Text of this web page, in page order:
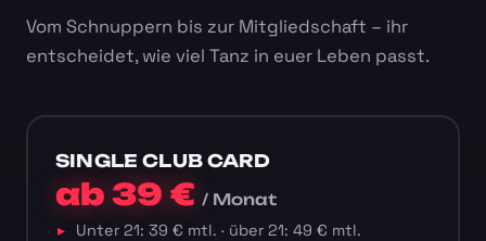
Vom Schnuppern bis zur Mitgliedschaft – ihr
entscheidet, wie viel Tanz in euer Leben passt.
SINGLE CLUB CARD
ab 39 €/ Monat
Unter 21: 39 € mtl. · über 21: 49 € mtl.